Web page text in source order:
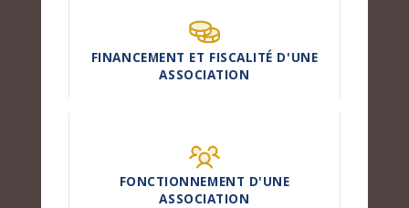
FINANCEMENT ET FISCALITÉ D'UNE
ASSOCIATION
FONCTIONNEMENT D'UNE
ASSOCIATION